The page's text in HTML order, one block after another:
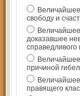
свободу и
доказавшее
справедливого
причиной
правящего